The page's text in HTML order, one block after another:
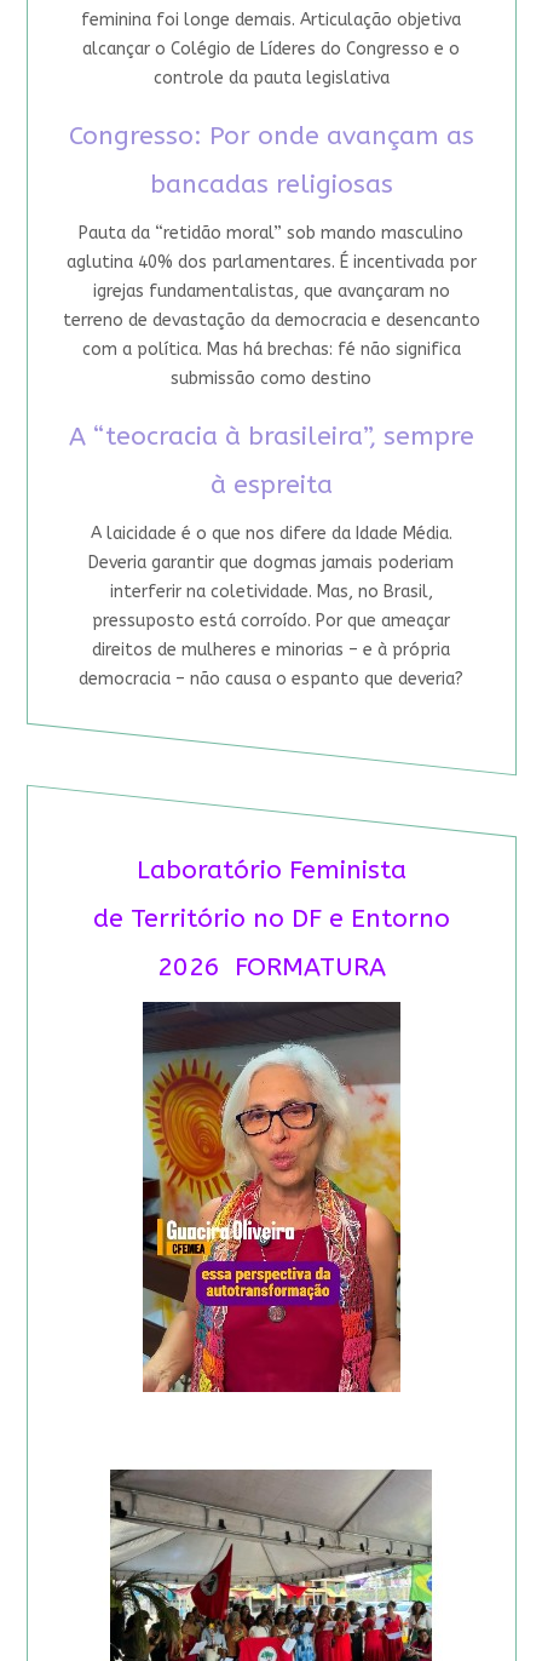
feminina foi longe demais. Articulação objetiva
alcançar o Colégio de Líderes do Congresso e o
controle da pauta legislativa
Congresso: Por onde avançam as
bancadas religiosas
Pauta da “retidão moral” sob mando masculino
aglutina 40% dos parlamentares. É incentivada por
igrejas fundamentalistas, que avançaram no
terreno de devastação da democracia e desencanto
com a política. Mas há brechas: fé não significa
submissão como destino
A “teocracia à brasileira”, sempre
à espreita
A laicidade é o que nos difere da Idade Média.
Deveria garantir que dogmas jamais poderiam
interferir na coletividade. Mas, no Brasil,
pressuposto está corroído. Por que ameaçar
direitos de mulheres e minorias – e à própria
democracia – não causa o espanto que deveria?
Laboratório Feminista
de Território no DF e Entorno
2026 FORMATURA